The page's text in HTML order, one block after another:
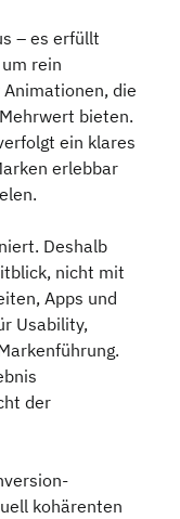
– es erfüllt
rein
die
bieten.
ein klares
erlebbar
Deshalb
nicht mit
Apps und
Usability,
der
kohärenten